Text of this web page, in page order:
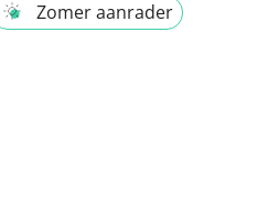
Zomer aanrader